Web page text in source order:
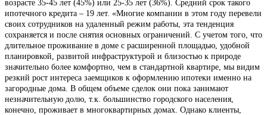
возрасте 35-45 лет (45%) или 25-35 лет (36%). Средний срок такого
ипотечного кредита – 19 лет. «Многие компании в этом году перевели
своих сотрудников на удаленный режим работы, эта тенденция
сохраняется и после снятия основных ограничений. С учетом того, что
длительное проживание в доме с расширенной площадью, удобной
планировкой, развитой инфраструктурой и близостью к природе
значительно более комфортно, чем в стандартной квартире, мы видим
резкий рост интереса заемщиков к оформлению ипотеки именно на
загородные дома. В общем объеме сделок они пока занимают
незначительную долю, т.к. большинство городского населения,
конечно, проживает в многоквартирных домах. Однако клиенты,